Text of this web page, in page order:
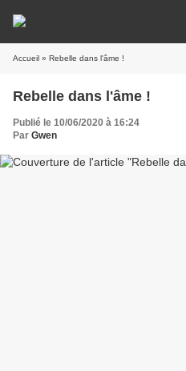
Accueil » Rebelle dans l'âme !
Rebelle dans l'âme !
Publié le 10/06/2020 à 16:24
Par Gwen